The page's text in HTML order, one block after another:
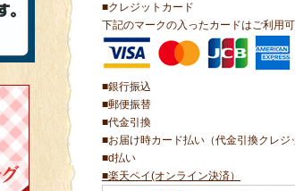
■クレジットカード
下記のマークの入ったカードはご利用可
■銀行振込
■郵便振替
■代金引換
■お届け時カード払い（代金引換クレジ
■d払い
■楽天ペイ(オンライン決済）